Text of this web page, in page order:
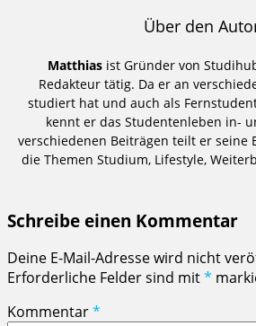
Über den
Matthias ist Gründer von
Redakteur tätig. Da er an
studiert hat und auch als
kennt er das Studentenleben in-
verschiedenen Beiträgen teilt er seine
die Themen Studium, Lifestyle,
Schreibe einen Kommentar
Deine E-Mail-Adresse wird nicht
Erforderliche Felder sind mit*
Kommentar*